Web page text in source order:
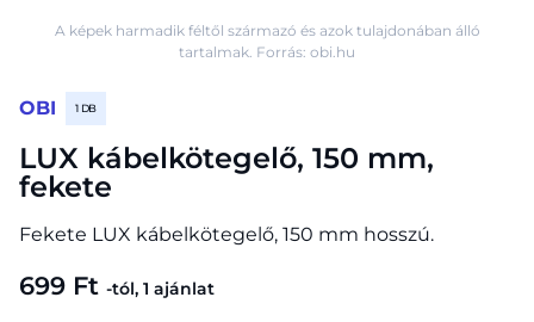
OBI 1 DB
LUX kábelkötegelő, 150 mm,
fekete
Fekete LUX kábelkötegelő, 150 mm hosszú.
699 Ft -tól, 1 ajánlat
A képek harmadik féltől származó és azok tulajdonában álló
tartalmak. Forrás: obi.hu